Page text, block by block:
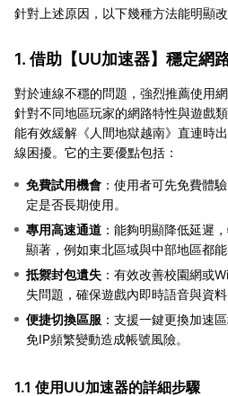
針對上述原因，以下幾種方法能明顯
1. 借助【UU加速器】穩定網
對於連線不穩的問題，強烈推薦使用
針對不同地區玩家的網路特性與遊戲
能有效緩解《人間地獄越南》直連時
線困擾。它的主要優點包括：
免費試用機會 ：使用者可先免費體
定是否長期使用。
專用高速通道 ：能夠明顯降低延遲
顯著，例如東北區域與中部地區都能
抵禦封包遺失 ：有效改善校園網或
失問題，確保遊戲內即時語音與資料
便捷切換區服 ：支援一鍵更換加速
免IP頻繁變動造成帳號風險。
1.1 使用UU加速器的詳細步驟